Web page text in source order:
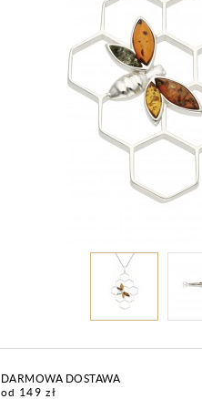
DARMOWA DOSTAWA
od 149 zł